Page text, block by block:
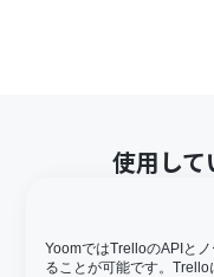
使用して
YoomではTrelloのAPIと
ることが可能です。